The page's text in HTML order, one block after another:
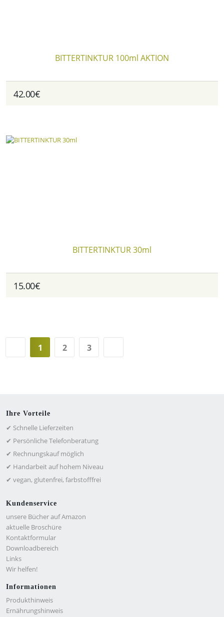
BITTERTINKTUR 100ml AKTION
42.00€
BITTERTINKTUR 30ml
15.00€
1 2 3
Ihre Vorteile
✔ Schnelle Lieferzeiten
✔ Persönliche Telefonberatung
✔ Rechnungskauf möglich
✔ Handarbeit auf hohem Niveau
✔ vegan, glutenfrei, farbstofffrei
Kundenservice
unsere Bücher auf Amazon
aktuelle Broschüre
Kontaktformular
Downloadbereich
Links
Wir helfen!
Informationen
Produkthinweis
Ernährungshinweis